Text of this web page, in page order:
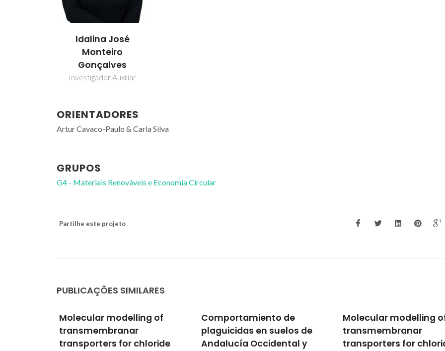
Idalina José
Monteiro
Gonçalves
Investigador Auxiliar
ORIENTADORES
Artur Cavaco-Paulo & Carla Silva
GRUPOS
G4 - Materiais Renováveis e Economia Circular
Partilhe este projeto
PUBLICAÇÕES SIMILARES
Comportamiento de
plaguicidas en suelos de
Andalucía Occidental y
Molecular modelling of
transmembranar
transporters for chloride
Comportamiento de
plaguicidas en suelos
Andalucía Occidental